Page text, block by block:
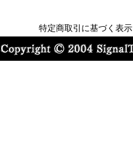
特定商取引に基づく表示